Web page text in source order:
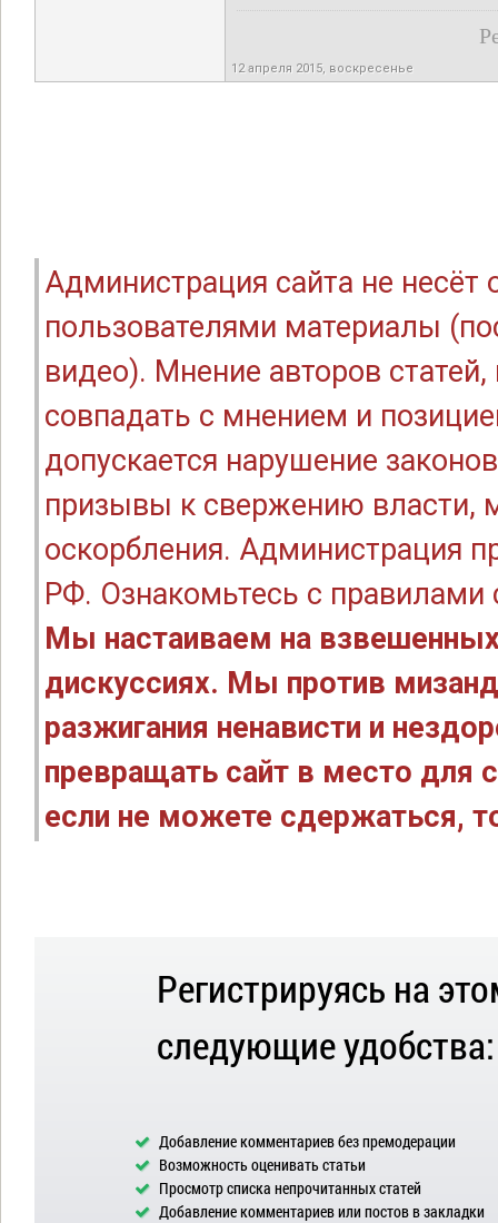
12 апреля 2015, воскресенье
Администрация сайта не
пользователями материалы
видео). Мнение авторов
совпадать с мнением и
допускается нарушение
призывы к свержению власти,
оскорбления. Администрация
РФ. Ознакомьтесь с правилами
Мы настаиваем на
дискуссиях. Мы против
разжигания ненависти и
превращать сайт в место для
если не можете сдержаться,
Регистрируясь на
следующие удобства:
Добавление комментариев без премодерации
Возможность оценивать статьи
Просмотр списка непрочитанных статей
Добавление комментариев или постов в закладки